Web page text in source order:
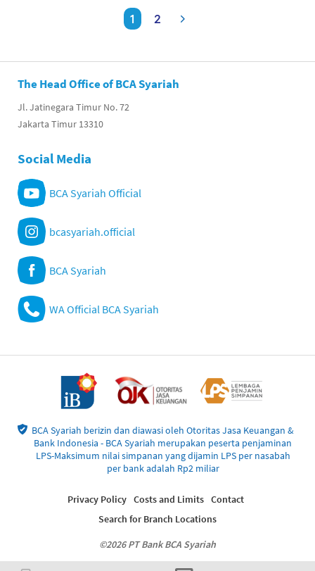
1 2
The Head Office of BCA Syariah
Jl. Jatinegara Timur No. 72
Jakarta Timur 13310
Social Media
BCA Syariah Official
bcasyariah.official
BCA Syariah
WA Official BCA Syariah
BCA Syariah berizin dan diawasi oleh Otoritas Jasa Keuangan &
Bank Indonesia - BCA Syariah merupakan peserta penjaminan
LPS-Maksimum nilai simpanan yang dijamin LPS per nasabah
per bank adalah Rp2 miliar
©2026 PT Bank BCA Syariah
Privacy Policy Costs and Limits Contact
Search for Branch Locations